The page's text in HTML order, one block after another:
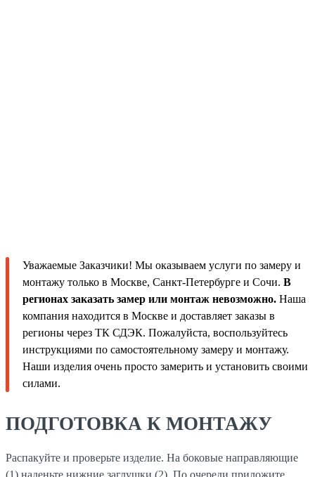
Уважаемые Заказчики! Мы оказываем услуги по замеру и
монтажу только в Москве, Санкт-Петербурге и Сочи. В
регионах заказать замер или монтаж невозможно. Наша
компания находится в Москве и доставляет заказы в
регионы через ТК СДЭК. Пожалуйста, воспользуйтесь
инструкциями по самостоятельному замеру и монтажу.
Наши изделия очень просто замерить и установить своими
силами.
ПОДГОТОВКА К МОНТАЖУ
Распакуйте и проверьте изделие. На боковые направляющие
(1) наденьте нижние заглушки (2). По очереди приложите